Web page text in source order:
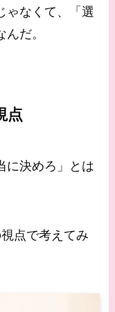
ゃなくて、「選
だ。
点
に決めろ」とは
点で考えてみ